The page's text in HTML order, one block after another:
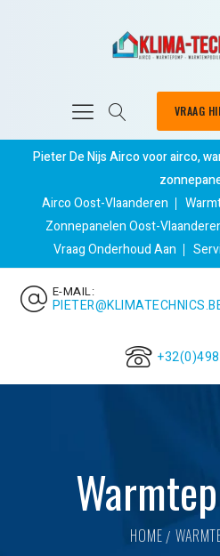
VRAAG
Pieter De Nijs Airco voor airco,
Airco Oost-Vlaanderen
Zonnepanelen Oost-
Vraag Onderhoud Aan
E-MAIL:
HOME